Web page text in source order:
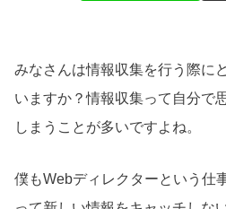
みなさんは情報収集を行う際に
いますか？情報収集って自分で
しまうことが多いですよね。
僕もWebディレクターという仕